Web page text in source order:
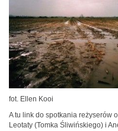
fot. Ellen Kooi
A tu link do spotkania reżyserów
Leotaty (Tomka Śliwińskiego) i